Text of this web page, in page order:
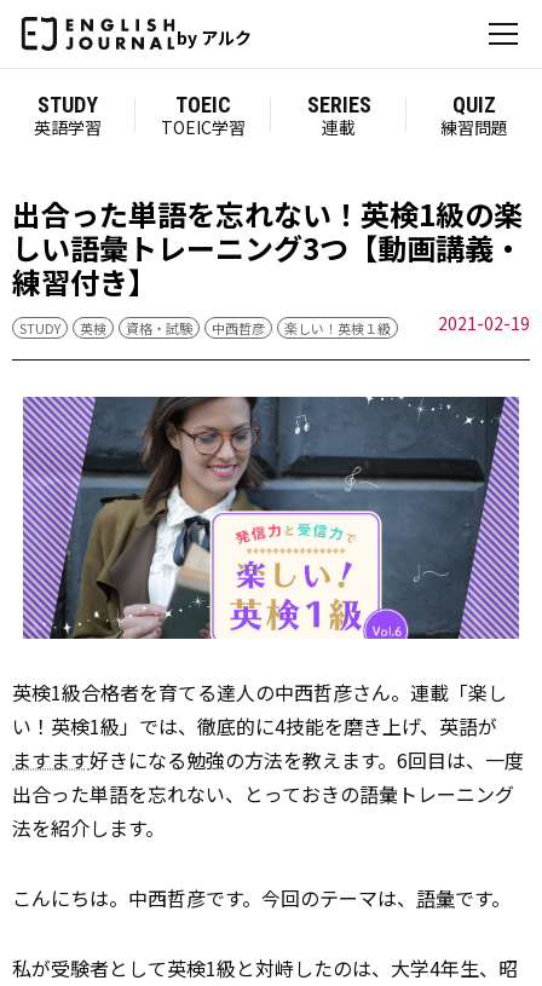
by アルク
STUDY
英語学習
TOEIC
TOEIC学習
SERIES
連載
QUIZ
練習問題
出合った単語を忘れない！英検1級の楽
しい語彙トレーニング3つ【動画講義・
練習付き】
STUDY 英検 資格・試験 中西哲彦 楽しい！英検１級 2021-02-19
英検1級合格者を育てる達人の中西哲彦さん。連載「楽し
い！英検1級」では、徹底的に4技能を磨き上げ、英語が
ますます好きになる勉強の方法を教えます。6回目は、一度
出合った単語を忘れない、とっておきの語彙トレーニング
法を紹介します。
こんにちは。中西哲彦です。今回のテーマは、 語彙です。
私が受験者として英検1級と対峙したのは、大学4年生、昭